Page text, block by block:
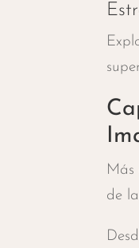
Más
de